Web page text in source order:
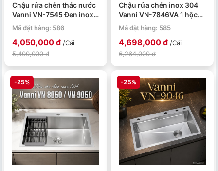
Chậu rửa chén thác nước
Vanni VN-7545 Đen inox
304 750x450x230mm
Mã đặt hàng: 586
4,050,000 đ /Cái
5,400,000 đ
Chậu rửa chén inox 304
Vanni VN-7846VA 1 hộc
đa năng
780x460x230mm
Mã đặt hàng: 585
4,698,000 đ /Cái
6,264,000 đ
-25% -25%